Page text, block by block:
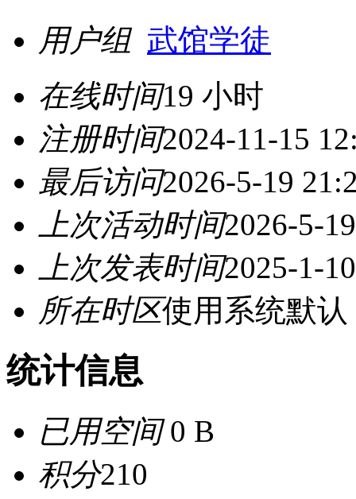
用户组 武馆学徒
在线时间19 小时
注册时间2024-11-15
最后访问2026-5-19
上次活动时间2026-5-
上次发表时间2025-1-
所在时区使用系统默认
统计信息
已用空间0 B
积分210